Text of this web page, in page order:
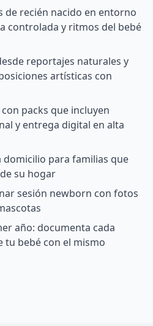
de recién nacido en entorno
controlada y ritmos del bebé
reportajes naturales y
artísticas con
packs que incluyen
y entrega digital en alta
domicilio para familias que
su hogar
sesión newborn con fotos
año: documenta cada
tu bebé con el mismo